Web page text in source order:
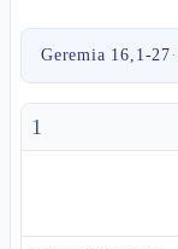
Geremia 16,1-27·
1